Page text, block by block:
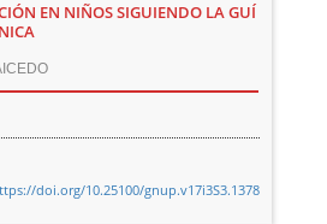
EN NIÑOS SIGUIENDO LA GUÍ
doi.org/10.25100/gnup.v17i3S3.1378